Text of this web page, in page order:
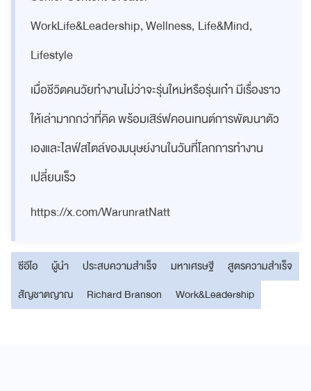
WorkLife&Leadership, Wellness, Life&Mind,
Lifestyle
เมื่อชีวิตคนวัยทำงานไม่ว่าจะรุ่นใหม่หรือรุ่นเก๋า มีเรื่องราว
ให้เล่ามากกว่าที่คิด พร้อมเสิร์ฟคอนเทนต์การพัฒนาตัว
เองและไลฟ์สไตล์ของมนุษย์งานในวันที่โลกการทำงาน
เปลี่ยนเร็ว
https://x.com/WarunratNatt
ซีอีโอ ผู้นำ ประสบความสำเร็จ มหาเศรษฐี
สูตรความสำเร็จ
สัญชาตญาณ
Richard Branson Work&Leadership